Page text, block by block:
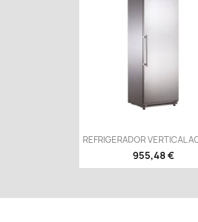
Vista rápida
REFRIGERADOR VERTICAL
955,48 €